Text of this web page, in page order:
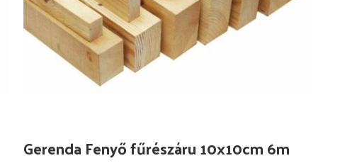
Gerenda Fenyő fűrészáru 10x10cm 6m